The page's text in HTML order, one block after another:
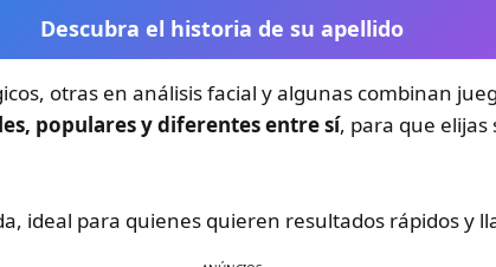
Descubra el historia de su apellido
otras en análisis facial y algunas combinan
populares y diferentes entre sí, para que
ideal para quienes quieren resultados rápidos y